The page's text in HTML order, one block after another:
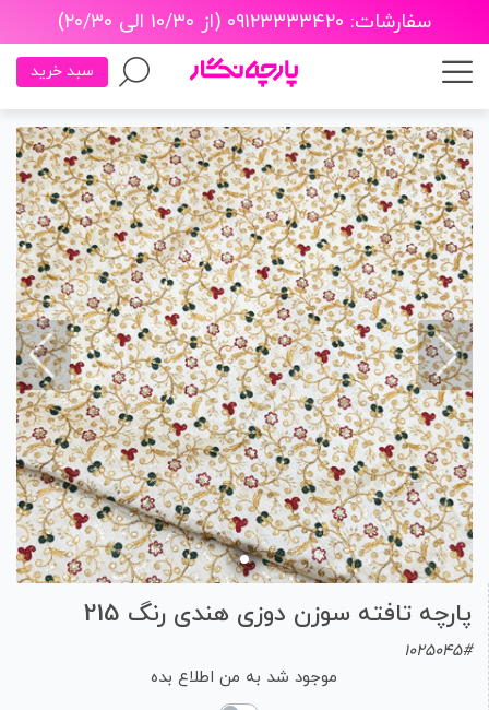
سفارشات: ۰۹۱۲۳۳۳۳۴۲۰ (از ۱۰/۳۰ الی ۲۰/۳۰)
سبد خرید
پارچه تافته سوزن دوزی هندی رنگ 215
1025045#
موجود شد به من اطلاع بده